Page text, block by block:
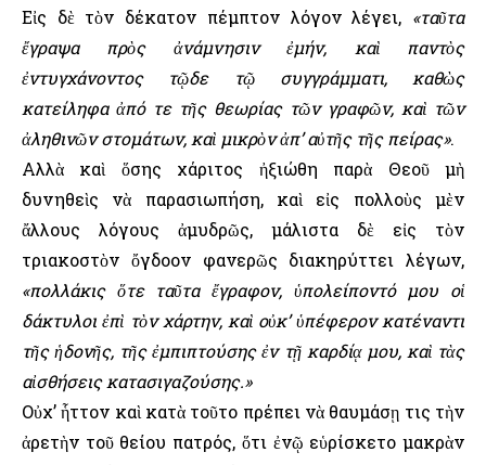
Εἰς δὲ τὸν δέκατον πέμπτον λόγον λέγει, «ταῦτα
ἔγραψα πρὸς ἀνάμνησιν ἐμήν, καὶ παντὸς
ἐντυγχάνοντος τῷδε τῷ συγγράμματι, καθὼς
κατείληφα ἀπό τε τῆς θεωρίας τῶν γραφῶν, καὶ τῶν
ἀληθινῶν στομάτων, καὶ μικρὸν ἀπ’ αὐτῆς τῆς πείρας».
Αλλὰ καὶ ὅσης χάριτος ἠξιώθη παρὰ Θεοῦ μὴ
δυνηθεὶς νὰ παρασιωπήση, καὶ εἰς πολλοὺς μὲν
ἄλλους λόγους ἀμυδρῶς, μάλιστα δὲ εἰς τὸν
τριακοστὸν ὄγδοον φανερῶς διακηρύττει λέγων,
«πολλάκις ὅτε ταῦτα ἔγραφον, ὑπολείποντό μου οἱ
δάκτυλοι ἐπὶ τὸν χάρτην, καὶ οὐκ’ ὑπέφερον κατέναντι
τῆς ἡδονῆς, τῆς ἐμπιπτούσης ἐν τῇ καρδίᾳ μου, καὶ τὰς
αἰσθήσεις κατασιγαζούσης.»
Οὐχ’ ἧττον καὶ κατὰ τοῦτο πρέπει νὰ θαυμάσῃ τις τὴν
ἀρετὴν τοῦ θείου πατρός, ὅτι ἐνῷ εὑρίσκετο μακρὰν